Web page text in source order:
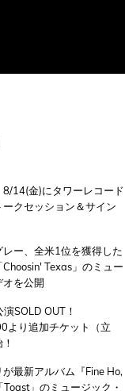
8/14(金)にタワーレコード
クセッション＆サイン
レー、全米1位を獲得した
Texas」のミュー
オを公開
SOLD OUT！
より追加チケット（立
最新アルバム『Fine Ho,
」のミュージック・